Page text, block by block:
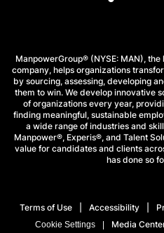
ManpowerGroup® (NYSE: MAN),
company, helps organizations
by sourcing, assessing, developing
them to win. We develop innovative
of organizations every year,
finding meaningful, sustainable
a wide range of industries and
Manpower®, Experis®, and Talent
value for candidates and clients
has done so
Terms of Use Accessibility
Cookie Settings Media